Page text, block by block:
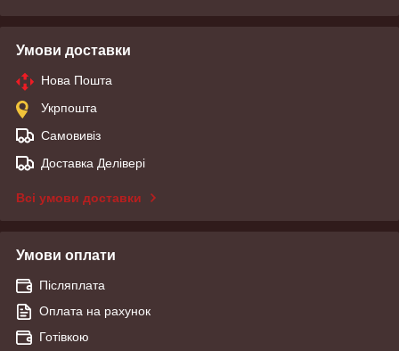
Умови доставки
Нова Пошта
Укрпошта
Самовивіз
Доставка Делівері
Всі умови доставки
Умови оплати
Післяплата
Оплата на рахунок
Готівкою